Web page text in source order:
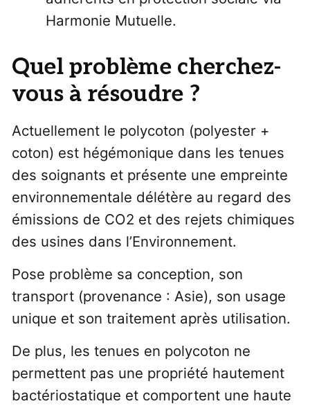
Harmonie Mutuelle.
Quel problème cherchez-
vous à résoudre ?
Actuellement le polycoton (polyester +
coton) est hégémonique dans les tenues
des soignants et présente une empreinte
environnementale délétère au regard des
émissions de CO2 et des rejets chimiques
des usines dans l’Environnement.
Pose problème sa conception, son
transport (provenance : Asie), son usage
unique et son traitement après utilisation.
De plus, les tenues en polycoton ne
permettent pas une propriété hautement
bactériostatique et comportent une haute